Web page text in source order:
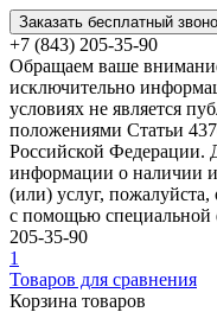
Заказать бесплатный
+7 (843) 205-35-90
Обращаем ваше
исключительно
условиях не является
положениями Статьи
Российской Федерации.
информации о наличии
(или) услуг,
с помощью специальной
205-35-90
1
Товаров для сравнения
Корзина товаров